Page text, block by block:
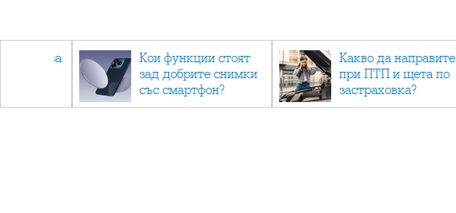
съвети за
Кои функции стоят
зад добрите снимки
със смартфон?
Какво да направите
при ПТП и щета по
застраховка?